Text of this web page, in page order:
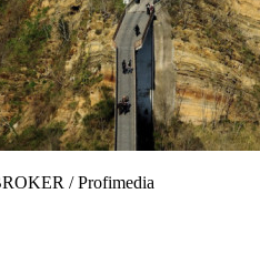
/ Profimedia